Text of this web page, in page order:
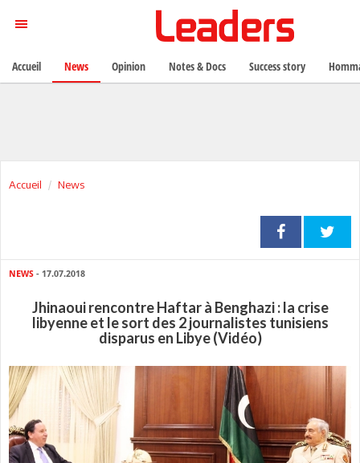
Accueil News
NEWS - 17.07.2018
Jhinaoui rencontre Haftar à Benghazi : la crise
libyenne et le sort des 2 journalistes tunisiens
disparus en Libye (Vidéo)
Accueil News Opinion Notes & Docs Success story